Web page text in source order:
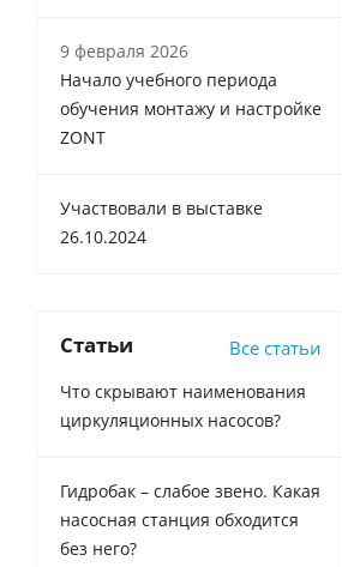
9 февраля 2026
Начало учебного периода
обучения монтажу и настройке
ZONT
Участвовали в выставке
26.10.2024
Статьи Все статьи
Что скрывают наименования
циркуляционных насосов?
Гидробак – слабое звено. Какая
насосная станция обходится
без него?